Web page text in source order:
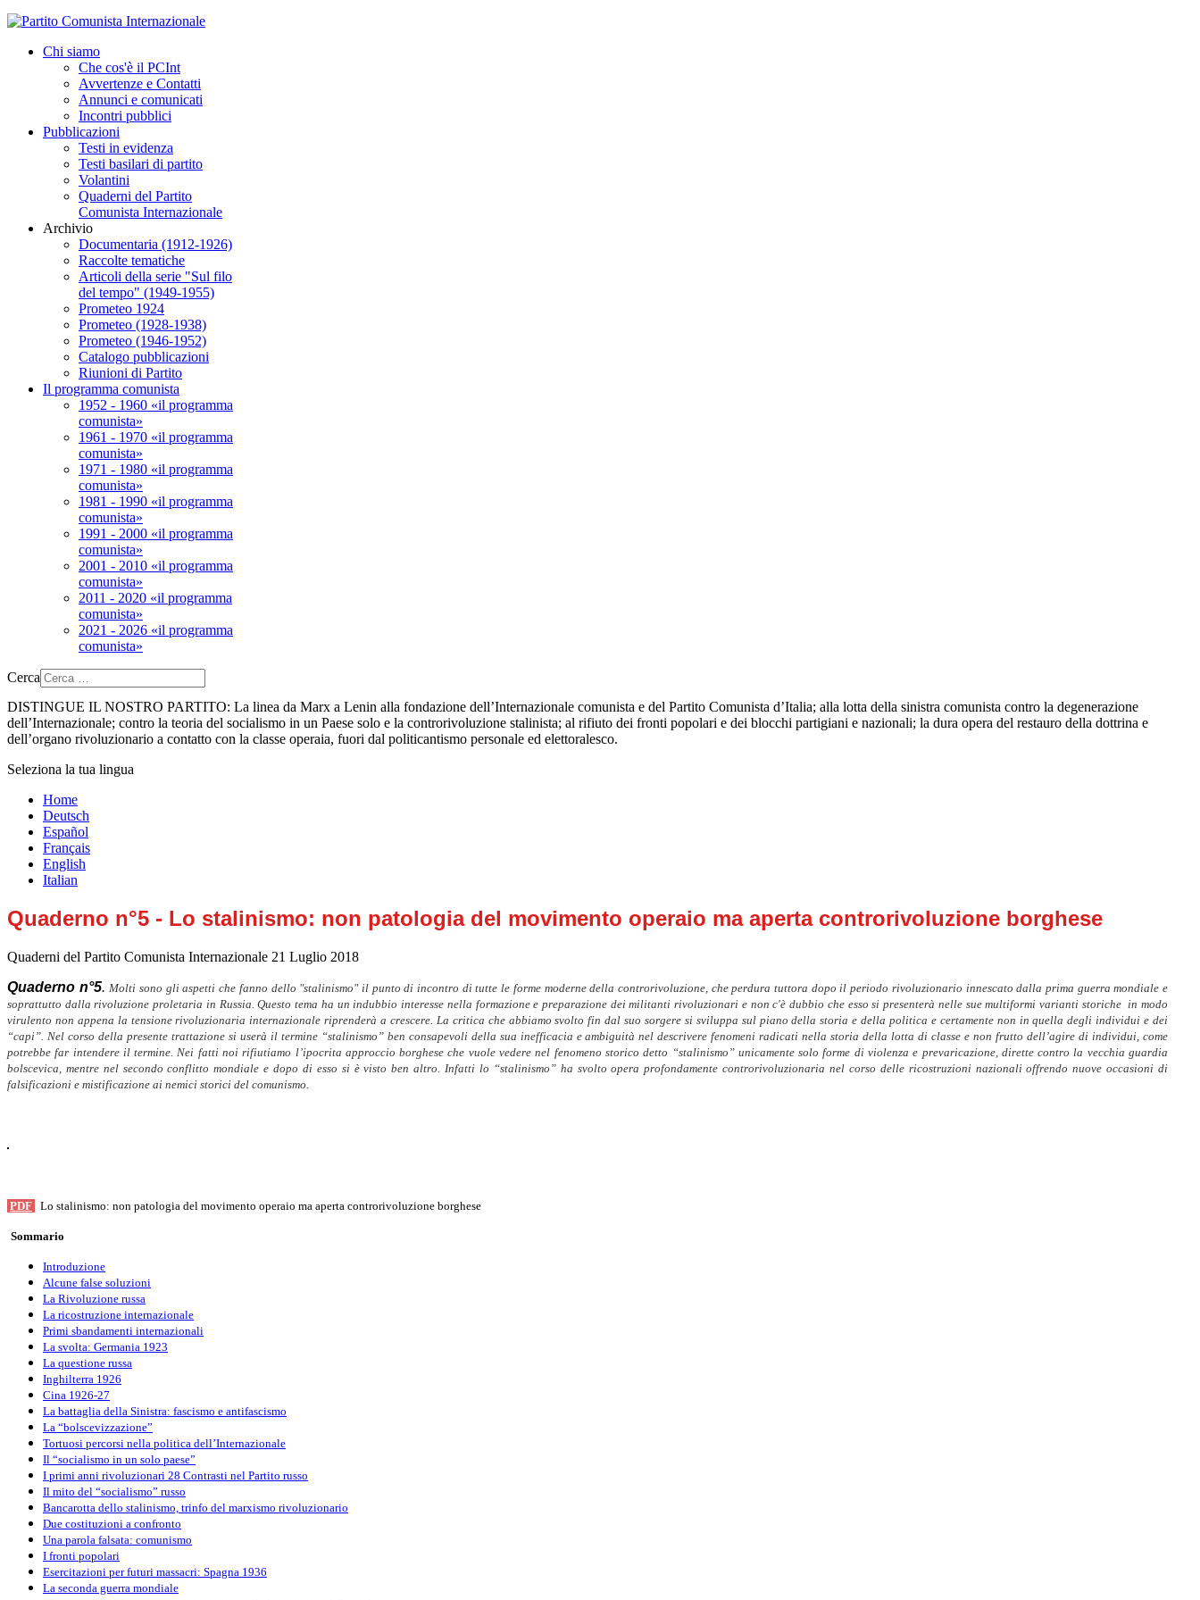
Chi siamo
Che cos'è il PCInt
Avvertenze e Contatti
Annunci e comunicati
Incontri pubblici
Pubblicazioni
Testi in evidenza
Testi basilari di partito
Volantini
Quaderni del Partito
Comunista Internazionale
Archivio
Documentaria (1912-1926)
Raccolte tematiche
Articoli della serie "Sul filo
del tempo" (1949-1955)
Prometeo 1924
Prometeo (1928-1938)
Prometeo (1946-1952)
Catalogo pubblicazioni
Riunioni di Partito
Il programma comunista
1952 - 1960 «il programma
comunista»
1961 - 1970 «il programma
comunista»
1971 - 1980 «il programma
comunista»
1981 - 1990 «il programma
comunista»
1991 - 2000 «il programma
comunista»
2001 - 2010 «il programma
comunista»
2011 - 2020 «il programma
comunista»
2021 - 2026 «il programma
comunista»
Cerca
DISTINGUE IL NOSTRO PARTITO: La linea da Marx a Lenin alla fondazione dell’Internazionale comunista e del Partito Comunista d’Italia; alla lotta della sinistra comunista contro la degenerazione
dell’Internazionale; contro la teoria del socialismo in un Paese solo e la controrivoluzione stalinista; al rifiuto dei fronti popolari e dei blocchi partigiani e nazionali; la dura opera del restauro della dottrina e
dell’organo rivoluzionario a contatto con la classe operaia, fuori dal politicantismo personale ed elettoralesco.
Seleziona la tua lingua
Home
Deutsch
Español
Français
English
Italian
Quaderno n°5 - Lo stalinismo: non patologia del movimento operaio ma aperta controrivoluzione borghese
Quaderni del Partito Comunista Internazionale 21 Luglio 2018
Quaderno n°5. Molti sono gli aspetti che fanno dello "stalinismo" il punto di incontro di tutte le forme moderne della controrivoluzione, che perdura tuttora dopo il periodo rivoluzionario innescato dalla prima guerra mondiale e
soprattutto dalla rivoluzione proletaria in Russia. Questo tema ha un indubbio interesse nella formazione e preparazione dei militanti rivoluzionari e non c'è dubbio che esso si presenterà nelle sue multiformi varianti storiche in modo
virulento non appena la tensione rivoluzionaria internazionale riprenderà a crescere. La critica che abbiamo svolto fin dal suo sorgere si sviluppa sul piano della storia e della politica e certamente non in quella degli individui e dei
“capi”. Nel corso della presente trattazione si userà il termine “stalinismo” ben consapevoli della sua inefficacia e ambiguità nel descrivere fenomeni radicati nella storia della lotta di classe e non frutto dell’agire di individui, come
potrebbe far intendere il termine. Nei fatti noi rifiutiamo l’ipocrita approccio borghese che vuole vedere nel fenomeno storico detto “stalinismo” unicamente solo forme di violenza e prevaricazione, dirette contro la vecchia guardia
bolscevica, mentre nel secondo conflitto mondiale e dopo di esso si è visto ben altro. Infatti lo “stalinismo” ha svolto opera profondamente controrivoluzionaria nel corso delle ricostruzioni nazionali offrendonuove occasioni di
falsificazioni e mistificazione ai nemici storici del comunismo.
PDF Lo stalinismo: non patologia del movimento operaio ma aperta controrivoluzione borghese
Sommario
Introduzione
Alcune false soluzioni
La Rivoluzione russa
La ricostruzione internazionale
Primi sbandamenti internazionali
La svolta: Germania 1923
La questione russa
Inghilterra 1926
Cina 1926-27
La battaglia della Sinistra: fascismo e antifascismo
La “bolscevizzazione”
Tortuosi percorsi nella politica dell’Internazionale
Il “socialismo in un solo paese”
I primi anni rivoluzionari 28 Contrasti nel Partito russo
Il mito del “socialismo” russo
Bancarotta dello stalinismo, trinfo del marxismo rivoluzionario
Due costituzioni a confronto
Una parola falsata: comunismo
I fronti popolari
Esercitazioni per futuri massacri: Spagna 1936
La seconda guerra mondiale